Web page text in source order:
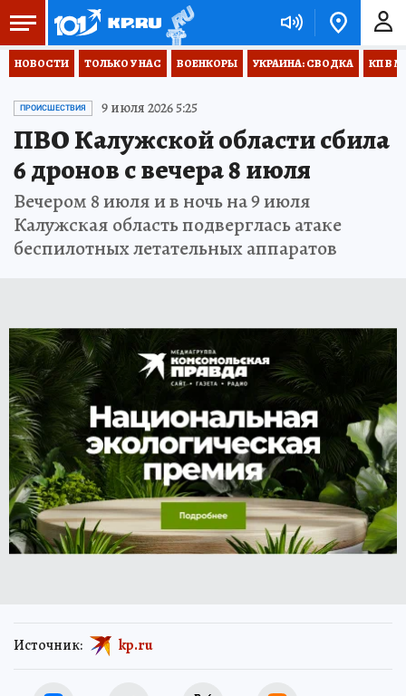
НОВОСТИ ТОЛЬКО У НАС ВОЕНКОРЫ УКРАИНА: СВОДКА КП В
ПРОИСШЕСТВИЯ 9 июля 2026 5:25
ПВО Калужской области сбила
6 дронов с вечера 8 июля
Вечером 8 июля и в ночь на 9 июля
Калужская область подверглась атаке
беспилотных летательных аппаратов
Источник: kp.ru